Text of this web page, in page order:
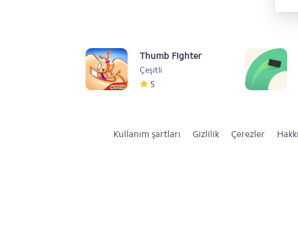
Thumb Fighter
Çeşitli
5
Kullanım şartları Gizlilik Çerezler